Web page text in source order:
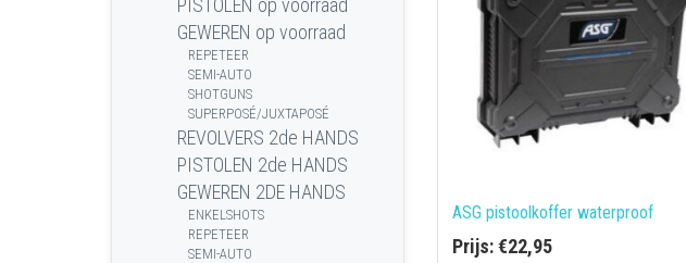
PISTOLEN op voorraad
GEWEREN op voorraad
REPETEER
SEMI-AUTO
SHOTGUNS
SUPERPOSÉ/JUXTAPOSÉ
REVOLVERS 2de HANDS
PISTOLEN 2de HANDS
GEWEREN 2DE HANDS
ENKELSHOTS
REPETEER
SEMI-AUTO
ASG pistoolkoffer waterproof
Prijs: €22,95